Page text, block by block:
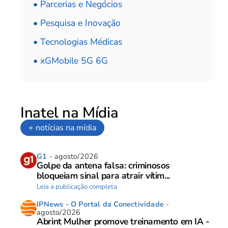
• Parcerias e Negócios
• Pesquisa e Inovação
• Tecnologias Médicas
• xGMobile 5G 6G
Inatel na Mídia
+ notícias na mídia
G1 - agosto/2026
Golpe da antena falsa: criminosos
bloqueiam sinal para atrair vítim...
Leia a publicação completa
IPNews - O Portal da Conectividade -
agosto/2026
Abrint Mulher promove treinamento em IA -